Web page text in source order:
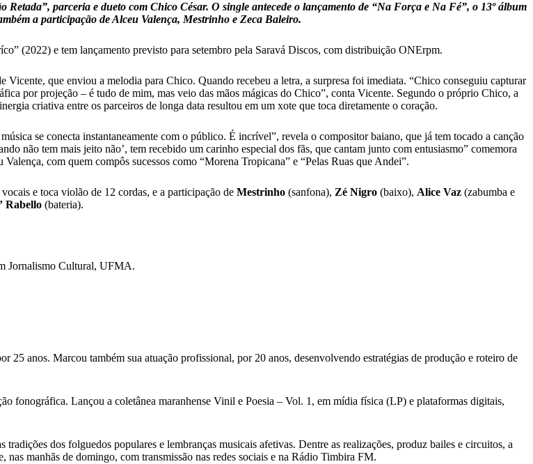
Retada”, parceria e dueto com Chico César. O single antecede o lançamento de “Na Força e Na Fé”, o 13º álbum
a participação de Alceu Valença, Mestrinho e Zeca Baleiro.
(2022) e tem lançamento previsto para setembro pela Saravá Discos, com distribuição ONErpm.
Vicente, que enviou a melodia para Chico. Quando recebeu a letra, a surpresa foi imediata. “Chico conseguiu capturar
por projeção – é tudo de mim, mas veio das mãos mágicas do Chico”, conta Vicente. Segundo o próprio Chico, a
criativa entre os parceiros de longa data resultou em um xote que toca diretamente o coração.
se conecta instantaneamente com o público. É incrível”, revela o compositor baiano, que já tem tocado a canção
não tem mais jeito não’, tem recebido um carinho especial dos fãs, que cantam junto com entusiasmo” comemora
com quem compôs sucessos como “Morena Tropicana” e “Pelas Ruas que Andei”.
e toca violão de 12 cordas, e a participação de Mestrinho (sanfona), Zé Nigro (baixo), Alice Vaz (zabumba e
Rabello (bateria).
Jornalismo Cultural, UFMA.
anos. Marcou também sua atuação profissional, por 20 anos, desenvolvendo estratégias de produção e roteiro de
fonográfica. Lançou a coletânea maranhense Vinil e Poesia – Vol. 1, em mídia física (LP) e plataformas digitais,
dos folguedos populares e lembranças musicais afetivas. Dentre as realizações, produz bailes e circuitos, a
manhãs de domingo, com transmissão nas redes sociais e na Rádio Timbira FM.